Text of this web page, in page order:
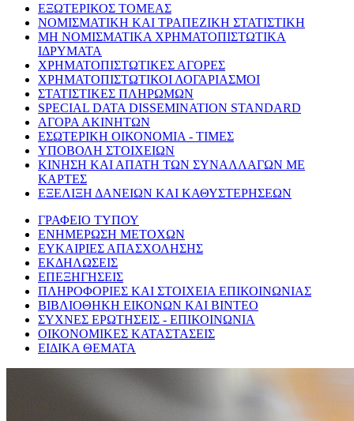
ΕΞΩΤΕΡΙΚΟΣ ΤΟΜΕΑΣ
ΝΟΜΙΣΜΑΤΙΚΗ ΚΑΙ ΤΡΑΠΕΖΙΚΗ ΣΤΑΤΙΣΤΙΚΗ
ΜΗ ΝΟΜΙΣΜΑΤΙΚΑ ΧΡΗΜΑΤΟΠΙΣΤΩΤΙΚΑ
ΙΔΡΥΜΑΤΑ
ΧΡΗΜΑΤΟΠΙΣΤΩΤΙΚΕΣ ΑΓΟΡΕΣ
ΧΡΗΜΑΤΟΠΙΣΤΩΤΙΚΟΙ ΛΟΓΑΡΙΑΣΜΟΙ
ΣΤΑΤΙΣΤΙΚΕΣ ΠΛΗΡΩΜΩΝ
SPECIAL DATA DISSEMINATION STANDARD
ΑΓΟΡΑ ΑΚΙΝΗΤΩΝ
ΕΣΩΤΕΡΙΚΗ ΟΙΚΟΝΟΜΙΑ - ΤΙΜΕΣ
ΥΠΟΒΟΛΗ ΣΤΟΙΧΕΙΩΝ
ΚΙΝΗΣΗ ΚΑΙ ΑΠΑΤΗ ΤΩΝ ΣΥΝΑΛΛΑΓΩΝ ΜΕ
ΚΑΡΤΕΣ
ΕΞΕΛΙΞΗ ΔΑΝΕΙΩΝ ΚΑΙ ΚΑΘΥΣΤΕΡΗΣΕΩΝ
ΓΡΑΦΕΙΟ ΤΥΠΟΥ
ΕΝΗΜΕΡΩΣΗ ΜΕΤΟΧΩΝ
ΕΥΚΑΙΡΙΕΣ ΑΠΑΣΧΟΛΗΣΗΣ
ΕΚΔΗΛΩΣΕΙΣ
ΕΠΕΞΗΓΗΣΕΙΣ
ΠΛΗΡΟΦΟΡΙΕΣ ΚΑΙ ΣΤΟΙΧΕΙΑ ΕΠΙΚΟΙΝΩΝΙΑΣ
ΒΙΒΛΙΟΘΗΚΗ ΕΙΚΟΝΩΝ ΚΑΙ ΒΙΝΤΕΟ
ΣΥΧΝΕΣ ΕΡΩΤΗΣΕΙΣ - ΕΠΙΚΟΙΝΩΝΙΑ
ΟΙΚΟΝΟΜΙΚΕΣ ΚΑΤΑΣΤΑΣΕΙΣ
ΕΙΔΙΚΑ ΘΕΜΑΤΑ